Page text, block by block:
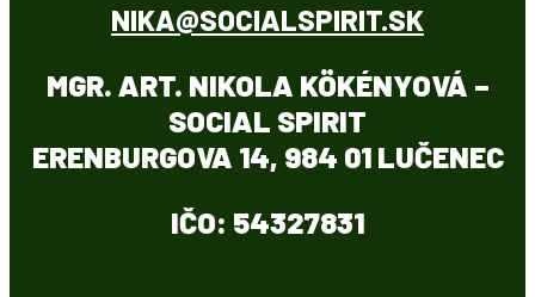
NIKA@SOCIALSPIRIT.SK
MGR. ART. NIKOLA KÖKÉNYOVÁ –
SOCIAL SPIRIT
ERENBURGOVA 14, 984 01 LUČENEC
IČO: 54327831